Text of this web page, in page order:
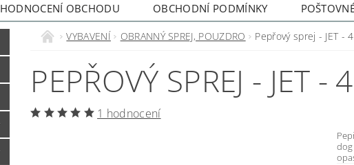
HODNOCENÍ OBCHODU OBCHODNÍ PODMÍNKY
VYBAVENÍ OBRANNÝ SPREJ, POUZDRO Pepřový sprej - JET -
PEPŘOVÝ SPREJ - JET -
1 hodnocení
Pepřový
dog (